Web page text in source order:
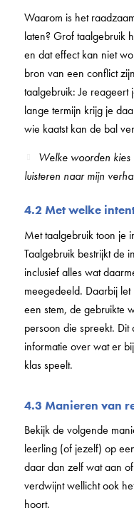
Waarom is het
laten? Grof taalgebruik
en dat effect kan niet
bron van een conflict
taalgebruik: Je
lange termijn krijg je
wie kaatst kan de bal
Welke woorden kies
luisteren naar mijn
4.2 Met welke
Met taalgebruik toon je
Taalgebruik bestrijkt de
inclusief alles wat
meegedeeld. Daarbij
een stem, de gebruikte
persoon die spreekt. Dit
informatie over wat er
klas speelt.
4.3 Manieren van
Bekijk de volgende
leerling (of jezelf) op
daar dan zelf wat aan
verdwijnt wellicht ook
hoort.